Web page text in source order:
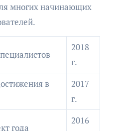
многих начинающих
2018
г.
в
2017
г.
года
2016